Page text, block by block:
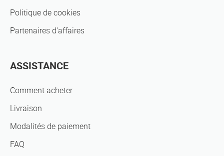
Politique de cookies
Partenaires d'affaires
ASSISTANCE
Comment acheter
Livraison
Modalités de paiement
FAQ